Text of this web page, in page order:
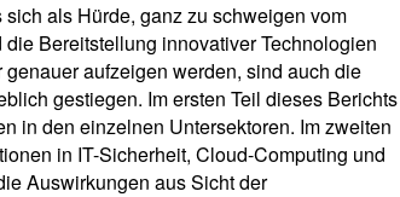
als Hürde, ganz zu schweigen vom
Bereitstellung innovativer Technologien
aufzeigen werden, sind auch die
gestiegen. Im ersten Teil dieses Berichts
in den einzelnen Untersektoren. Im zweiten
in IT-Sicherheit, Cloud-Computing und
Auswirkungen aus Sicht der